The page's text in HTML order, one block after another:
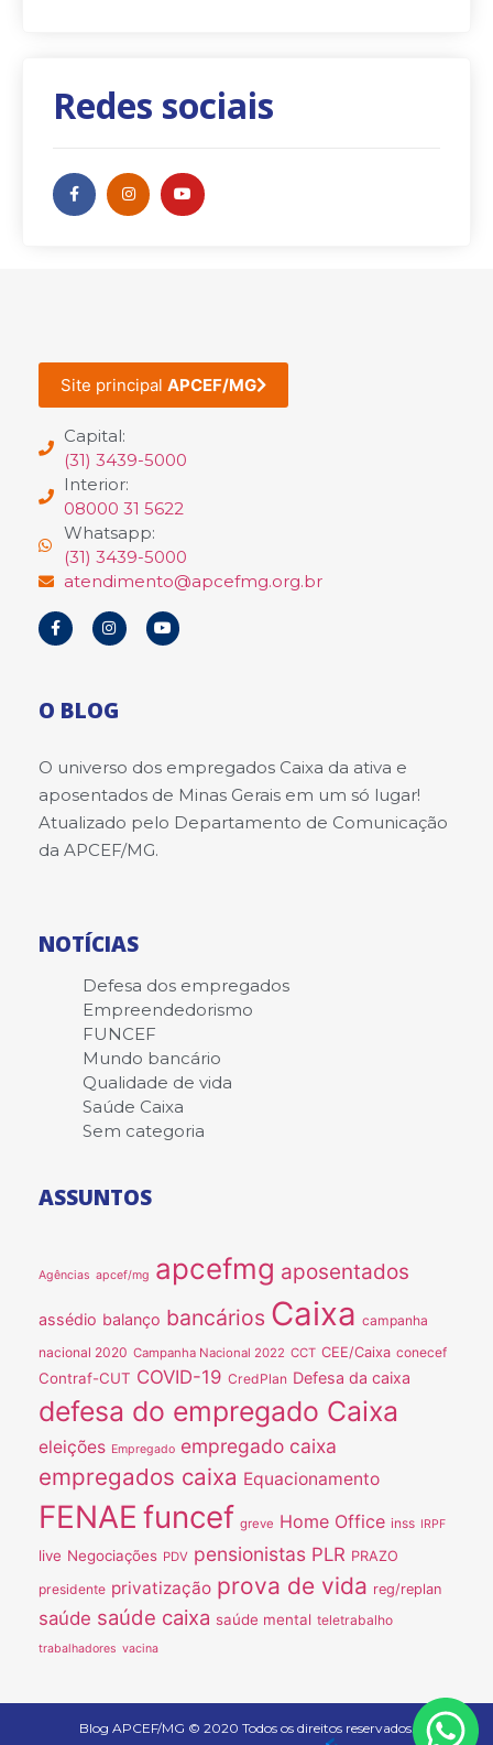
Redes sociais
Site principal APCEF/MG
Capital:
(31) 3439-5000
Interior:
08000 31 5622
Whatsapp:
(31) 3439-5000
atendimento@apcefmg.org.br
O BLOG
O universo dos empregados Caixa da ativa e
aposentados de Minas Gerais em um só lugar!
Atualizado pelo Departamento de Comunicação
da APCEF/MG.
NOTÍCIAS
Defesa dos empregados
Empreendedorismo
FUNCEF
Mundo bancário
Qualidade de vida
Saúde Caixa
Sem categoria
ASSUNTOS
Agências apcef/mg apcefmg aposentados
assédio balanço bancários Caixa campanha
nacional 2020 Campanha Nacional 2022 CCT CEE/Caixa conecef
Contraf-CUT COVID-19 CredPlan Defesa da caixa
defesa do empregado Caixa
eleições Empregado empregado caixa
empregados caixa Equacionamento
FENAE funcef greve Home Office inss IRPF
live Negociações PDV pensionistas PLR PRAZO
presidente privatização prova de vida reg/replan
saúde saúde caixa saúde mental teletrabalho
trabalhadores vacina
Blog APCEF/MG © 2020 Todos os direitos reservados.